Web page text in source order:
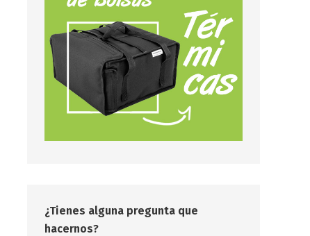
¿Tienes alguna pregunta que
hacernos?